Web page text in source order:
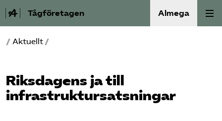
Tågföretagen Almega
Aktuellt
Reformagenda för järnvägen
Våra frågor
/ Aktuellt /
Riks­dagens ja till
infrastruktursatsningar